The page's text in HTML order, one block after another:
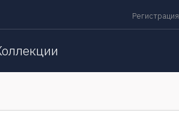
Регистрация